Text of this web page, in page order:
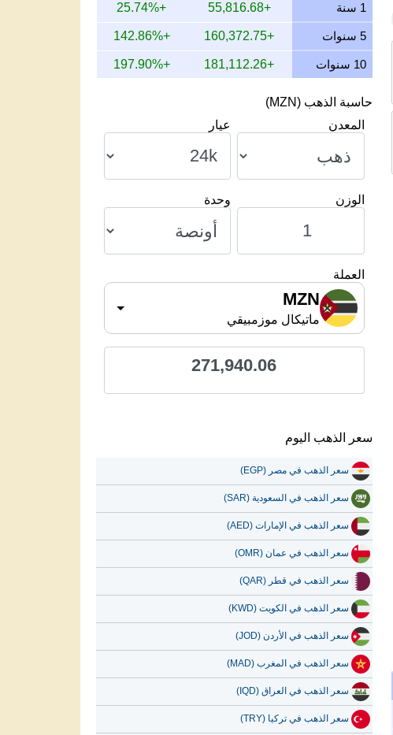
1 سنة +55,816.68
+25.74%
5 سنوات +160,372.75
+142.86%
10 سنوات +181,112.26
+197.90%
حاسبة الذهب (MZN)
المعدن
عيار
الوزن وحدة
العملة
MZN
ماتيكال موزمبيقي
271,940.06
سعر الذهب اليوم
سعر الذهب في مصر (EGP)
سعر الذهب في السعودية (SAR)
سعر الذهب في الإمارات (AED)
سعر الذهب في عمان (OMR)
سعر الذهب في قطر (QAR)
سعر الذهب في الكويت (KWD)
سعر الذهب في الأردن (JOD)
سعر الذهب في المغرب (MAD)
سعر الذهب في العراق (IQD)
سعر الذهب في تركيا (TRY)